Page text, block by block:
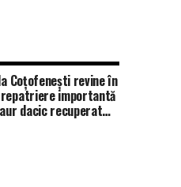
Coțofenești revine în
repatriere importantă
dacic recuperat